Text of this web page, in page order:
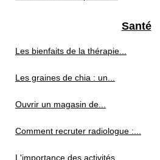
Santé
Les bienfaits de la thérapie...
Les graines de chia : un...
Ouvrir un magasin de...
Comment recruter radiologue :...
L'importance des activités...